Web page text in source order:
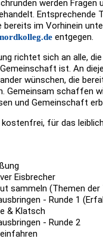
werden Fragen
Entsprechende
bereits im Vorhinein
entgegen.
richtet sich an alle,
ist. An
wünschen, die
Gemeinsam schaffen
und Gemeinschaft
kostenfrei, für das
Eisbrecher
sammeln (Themen der
- Runde 1
& Klatsch
- Runde 2